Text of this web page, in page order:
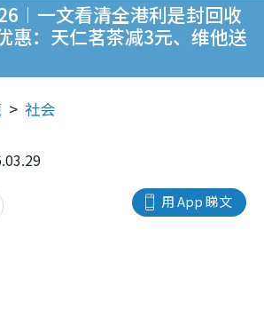
一文看清全港利是封回收
惠：天仁茗茶减3元、维他送
社会
用 App 睇文